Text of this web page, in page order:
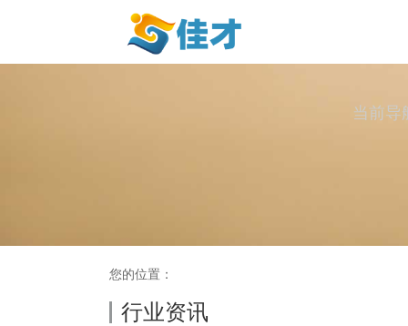
当前导
您的位置：
行业资讯